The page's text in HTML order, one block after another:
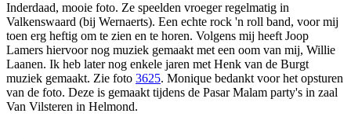
Inderdaad, mooie foto. Ze speelden vroeger regelmatig in
Valkenswaard (bij Wernaerts). Een echte rock 'n roll band, voor mij
toen erg heftig om te zien en te horen. Volgens mij heeft Joop
Lamers hiervoor nog muziek gemaakt met een oom van mij, Willie
Laanen. Ik heb later nog enkele jaren met Henk van de Burgt
muziek gemaakt. Zie foto 3625. Monique bedankt voor het opsturen
van de foto. Deze is gemaakt tijdens de Pasar Malam party's in zaal
Van Vilsteren in Helmond.